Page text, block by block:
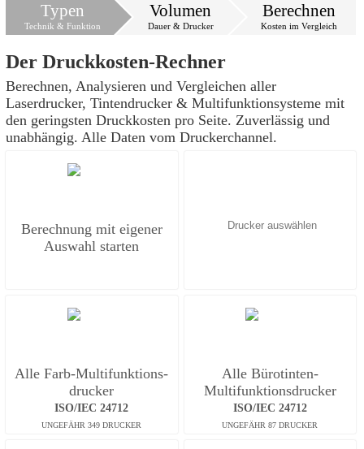
Typen
Technik & Funktion
Volumen
Dauer & Drucker
Berechnen
Kosten im Vergleich
Der Druckkosten-Rechner
Berechnen, Analysieren und Vergleichen aller
Laserdrucker, Tintendrucker & Multifunktionsysteme mit
den geringsten Druckkosten pro Seite. Zuverlässig und
unabhängig. Alle Daten vom Druckerchannel.
Berechnung mit eigener
Auswahl starten
Alle Farb-Multifunktions­
drucker
ISO/IEC 24712
Alle Bürotinten-
Multifunktions­drucker
ISO/IEC 24712